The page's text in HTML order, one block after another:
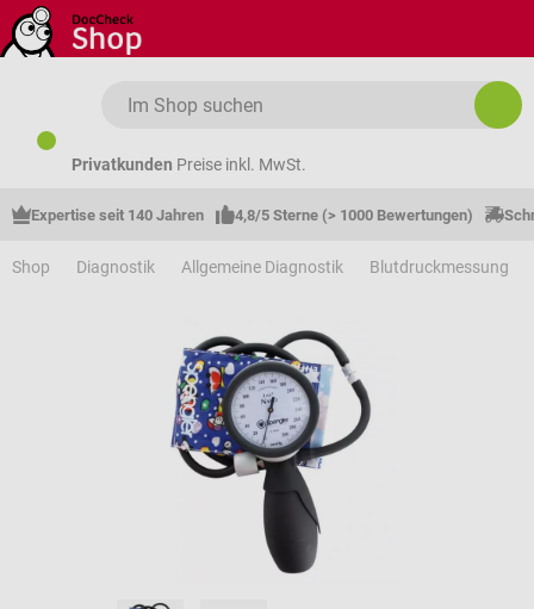
Zum Hauptinhalt springen
Privatkunden Preise inkl. MwSt.
Expertise seit 140 Jahren 4,8/5 Sterne (> 1000 Bewertungen)
Shop Diagnostik Allgemeine Diagnostik Blutdruckmessung